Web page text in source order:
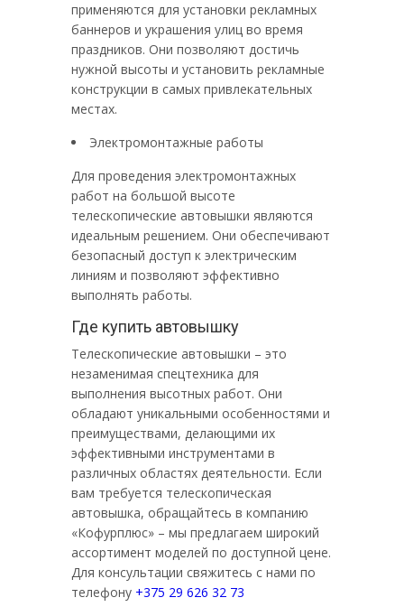
применяются для установки рекламных
баннеров и украшения улиц во время
праздников. Они позволяют достичь
нужной высоты и установить рекламные
конструкции в самых привлекательных
местах.
Электромонтажные работы
Для проведения электромонтажных
работ на большой высоте
телескопические автовышки являются
идеальным решением. Они обеспечивают
безопасный доступ к электрическим
линиям и позволяют эффективно
выполнять работы.
Где купить автовышку
Телескопические автовышки – это
незаменимая спецтехника для
выполнения высотных работ. Они
обладают уникальными особенностями и
преимуществами, делающими их
эффективными инструментами в
различных областях деятельности. Если
вам требуется телескопическая
автовышка, обращайтесь в компанию
«Кофурплюс» – мы предлагаем широкий
ассортимент моделей по доступной цене.
Для консультации свяжитесь с нами по
телефону +375 29 626 32 73